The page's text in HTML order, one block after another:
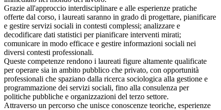
Grazie all'approccio interdisciplinare e alle esperienze pratiche
offerte dal corso, i laureati saranno in grado di progettare, pianificare
e gestire servizi sociali in contesti complessi; analizzare e
decodificare dati statistici per pianificare interventi mirati;
comunicare in modo efficace e gestire informazioni sociali nei
diversi contesti professionali.
Queste competenze rendono i laureati figure altamente qualificate
per operare sia in ambito pubblico che privato, con opportunità
professionali che spaziano dalla ricerca sociologica alla gestione e
programmazione dei servizi sociali, fino alla consulenza per
politiche pubbliche e organizzazioni del terzo settore.
Attraverso un percorso che unisce conoscenze teoriche, esperienze